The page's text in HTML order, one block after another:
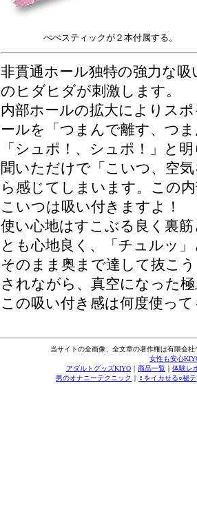
ぺぺスティックが２本付属する。
非貫通ホール独特の強力な
のヒダヒダが刺激します。
内部ホールの拡大によりス
ールを「つまんで離す、つ
「シュポ！、シュポ！」と
聞いただけで「こいつ、空
ら感じてしまいます。この
こいつは吸い付きますよ！
使い心地はすこぶる良く裏
とも心地良く、「チュルッ
そのまま奥まで達して抜こ
されながら、真空になった
この吸い付き感は何度使っ
当サイトの全画像、全文章の著作権は有限会
女性も安心
アダルトグッズKIYO ｜ 商品一覧 ｜ 体験レ
男のオナニーテクニック ｜ ♀をイカせる○秘